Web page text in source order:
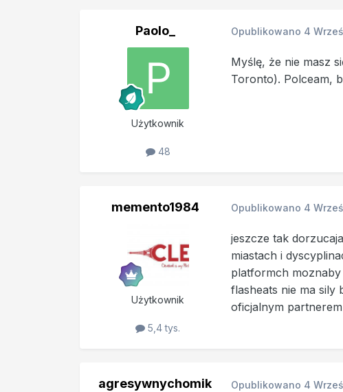
Paolo_
Użytkownik
48
Opublikowano 4
Myślę, że nie masz
Toronto). Polceam,
memento1984
Użytkownik
5,4 tys.
Opublikowano 4
jeszcze tak
miastach i
platformch
flasheats nie ma sily
oficjalnym
agresywnychomik Opublikowano 4